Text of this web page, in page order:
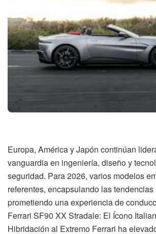
Europa, América y Japón continúan
vanguardia en ingeniería, diseño y
seguridad. Para 2026, varios modelos
referentes, encapsulando las
prometiendo una experiencia de
Ferrari SF90 XX Stradale: El Ícono
Hibridación al Extremo Ferrari ha